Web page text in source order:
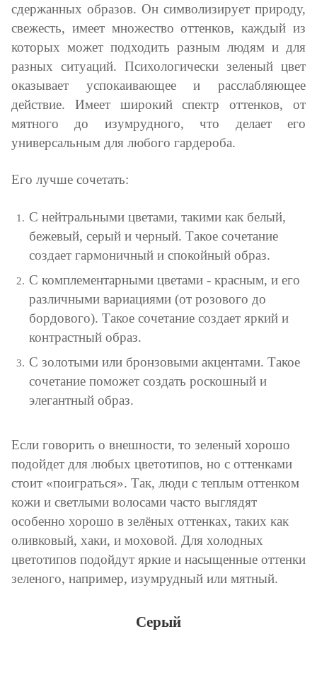
сдержанных образов. Он символизирует природу,
свежесть, имеет множество оттенков, каждый из
которых может подходить разным людям и для
разных ситуаций. Психологически зеленый цвет
оказывает успокаивающее и расслабляющее
действие. Имеет широкий спектр оттенков, от
мятного до изумрудного, что делает его
универсальным для любого гардероба.
Его лучше сочетать:
С нейтральными цветами, такими как белый,
бежевый, серый и черный. Такое сочетание
создает гармоничный и спокойный образ.
С комплементарными цветами - красным, и его
различными вариациями (от розового до
бордового). Такое сочетание создает яркий и
контрастный образ.
С золотыми или бронзовыми акцентами. Такое
сочетание поможет создать роскошный и
элегантный образ.
Если говорить о внешности, то зеленый хорошо
подойдет для любых цветотипов, но с оттенками
стоит «поиграться». Так, люди с теплым оттенком
кожи и светлыми волосами часто выглядят
особенно хорошо в зелёных оттенках, таких как
оливковый, хаки, и моховой. Для холодных
цветотипов подойдут яркие и насыщенные оттенки
зеленого, например, изумрудный или мятный.
Серый